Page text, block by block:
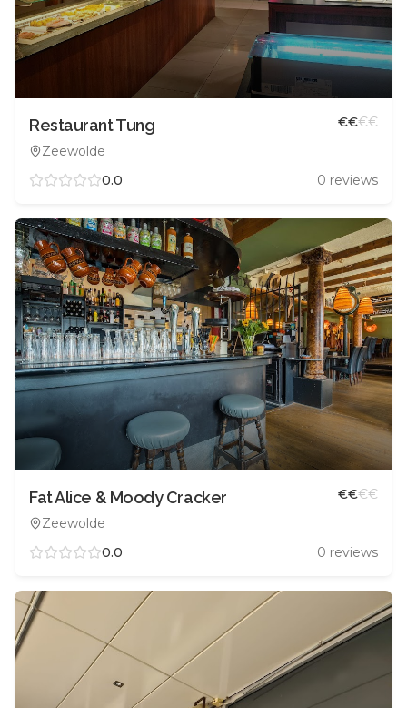
Restaurant Tung
Zeewolde
€€€€
0.0 0 reviews
Fat Alice & Moody Cracker
Zeewolde
€€€€
0.0 0 reviews